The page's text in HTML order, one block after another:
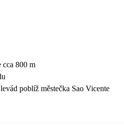
cca 800 m
poblíž městečka Sao Vicente